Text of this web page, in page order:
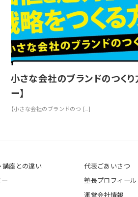
小さな会社のブランドのつくり
ー】
【小さな会社のブランドのつ […]
講座との違い
代表ごあいさつ
塾長プロフィール
運営会社情報